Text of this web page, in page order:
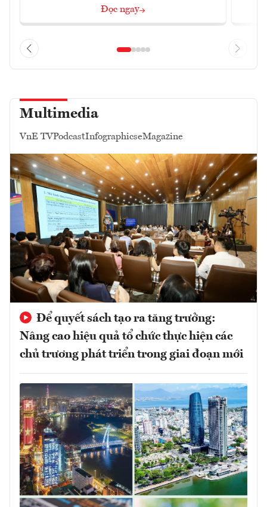
Đọc ngay
Multimedia
VnE TVPodcastInfographicseMagazine
Để quyết sách tạo ra tăng trưởng:
Nâng cao hiệu quả tổ chức thực hiện các
chủ trương phát triển trong giai đoạn mới